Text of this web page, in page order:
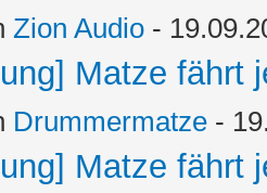
Zion Audio -
Matze fährt
Drummermatze -
Matze fährt